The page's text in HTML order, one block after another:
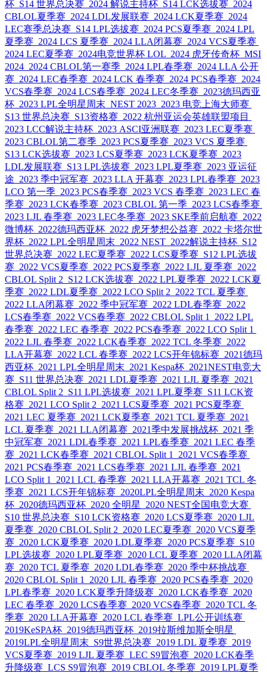
杯 S14 世界总决赛 2024 解说主持杯 S14 LCK选拔赛 2024
CBLOL夏季赛 2024 LDL发展联赛 2024 LCK夏季赛 2024
LEC赛季总决赛 S14 LPL选拔赛 2024 PCS夏季赛 2024 LPL
夏季赛 2024 LCS 夏季赛 2024 LLA闭幕赛 2024 VCS夏季赛
2024 LEC夏季赛 2024电竞世界杯 LOL 2024 虎牙传奇杯 MSI
2024 2024 CBLOL第一赛季 2024 LPL春季赛 2024 LLA 公开
赛 2024 LEC春季赛 2024 LCK 春季赛 2024 PCS春季赛 2024
VCS春季赛 2024 LCS春季赛 2024 LEC冬季赛 2023德玛西亚
杯 2023 LPL全明星周末 NEST 2023 2023 电竞上海大师赛
S13 世界总决赛 S13资格赛 2022 杭州亚运会英雄联盟项目
2023 LCC解说主持杯 2023 ASCI亚洲联赛 2023 LEC夏季赛
2023 CBLOL第二赛季 2023 PCS夏季赛 2023 VCS 夏季赛
S13 LCK选拔赛 2023 LCS夏季赛 2023 LCK夏季赛 2023
LDL发展联赛 S13 LPL选拔赛 2023 LPL夏季赛 2023 亚运征
途 2023 季中冠军赛 2023 LLA 开幕赛 2023 LPL春季赛 2023
LCO 第一季 2023 PCS春季赛 2023 VCS 春季赛 2023 LEC 春
季赛 2023 LCK春季赛 2023 CBLOL 第一季 2023 LCS春季赛
2023 LJL 春季赛 2023 LEC冬季赛 2023 SKE季前启航赛 2022
微博杯 2022德玛西亚杯 2022 虎牙梦想公益赛 2022 卡塔尔世
界杯 2022 LPL全明星周末 2022 NEST 2022解说主持杯 S12
世界总决赛 2022 LEC夏季赛 2022 LCS夏季赛 S12 LPL选拔
赛 2022 VCS夏季赛 2022 PCS夏季赛 2022 LJL 夏季赛 2022
CBLOL Split 2 S12 LCK选拔赛 2022 LPL夏季赛 2022 LCK夏
季赛 2022 LDL夏季赛 2022 LCO Split 2 2022 TCL 夏季赛
2022 LLA闭幕赛 2022 季中冠军赛 2022 LDL春季赛 2022
LCS春季赛 2022 VCS春季赛 2022 CBLOL Split 1
2022 LPL
春季赛 2022 LEC 春季赛 2022 PCS春季赛 2022 LCO Split 1
2022 LJL 春季赛 2022 LCK春季赛 2022 TCL 冬季赛 2022
LLA开幕赛 2022 LCL 春季赛 2022 LCS开年锦标赛 2021德玛
西亚杯 2021 LPL全明星周末 2021 Kespa杯 2021NEST电竞大
赛 S11 世界总决赛 2021 LDL夏季赛 2021 LJL 夏季赛 2021
CBLOL Split 2 S11 LPL选拔赛 2021 LPL夏季赛 S11 LCK资
格赛 2021 LCO Split 2 2021 LCS夏季赛 2021 PCS夏季赛
2021 LEC 夏季赛 2021 LCK夏季赛 2021 TCL 夏季赛 2021
LCL 夏季赛 2021 LLA闭幕赛 2021季中发展挑战杯 2021 季
中冠军赛 2021 LDL春季赛 2021 LPL春季赛 2021 LEC 春季
赛 2021 LCK春季赛 2021 CBLOL Split 1
2021 VCS春季赛
2021 PCS春季赛 2021 LCS春季赛 2021 LJL 春季赛 2021
LCO Split 1
2021 LCL 春季赛 2021 LLA开幕赛 2021 TCL 冬
季赛 2021 LCS开年锦标赛 2020LPL全明星周末 2020 Kespa
杯 2020德玛西亚杯 2020 全明星
2020 NEST全国电竞大赛
S10 世界总决赛 S10 LCK资格赛 2020 LCS夏季赛 2020 LJL
夏季赛 2020 CBLOL Split 2 2020 LEC夏季赛 2020 VCS夏季
赛 2020 LCK夏季赛 2020 LDL夏季赛 2020 PCS夏季赛 S10
LPL选拔赛 2020 LPL夏季赛 2020 LCL 夏季赛 2020 LLA闭幕
赛 2020 TCL 夏季赛 2020 LDL春季赛 2020 季中杯挑战赛
2020 CBLOL Split 1
2020 LJL 春季赛 2020 PCS春季赛 2020
LPL春季赛 2020 LCK夏季升降级赛 2020 LCK春季赛 2020
LEC 春季赛 2020 LCS春季赛 2020 VCS春季赛 2020 TCL 冬
季赛 2020 LLA开幕赛 2020 LCL 春季赛 LPL公开训练赛
2019KeSPA杯 2019德玛西亚杯 2019拉斯维加斯全明星
2019LPL全明星周末 S9世界总决赛 2019 LDL 夏季赛 2019
VCS夏季赛 2019 LJL 夏季赛 LEC S9冒泡赛 2020 LCK春季
升降级赛 LCS S9冒泡赛 2019 CBLOL 冬季赛 2019 LPL夏季